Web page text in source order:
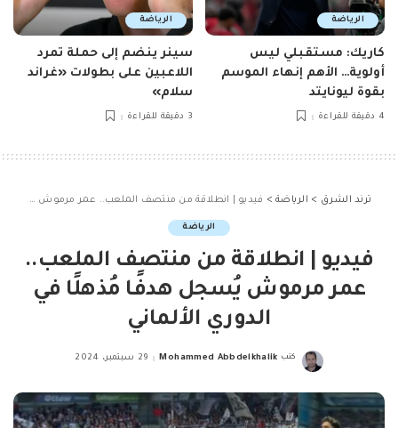
الرياضة
كاريك: مستقبلي ليس
أولوية… الأهم إنهاء الموسم
بقوة ليونايتد
4 دقيقة للقراءة
الرياضة
سينر ينضم إلى حملة تمرد
اللاعبين على بطولات «غراند
سلام»
3 دقيقة للقراءة
ترند الشرق > الرياضة> فيديو | انطلاقة من منتصف الملعب.. عمر مرموش يُسجل هدفًا مُذهلًا في الدوري الألماني
الرياضة
فيديو | انطلاقة من منتصف الملعب..
عمر مرموش يُسجل هدفًا مُذهلًا في
الدوري الألماني
Posted
كتب Mohammed Abbdelkhalik 29 سبتمبر، 2024